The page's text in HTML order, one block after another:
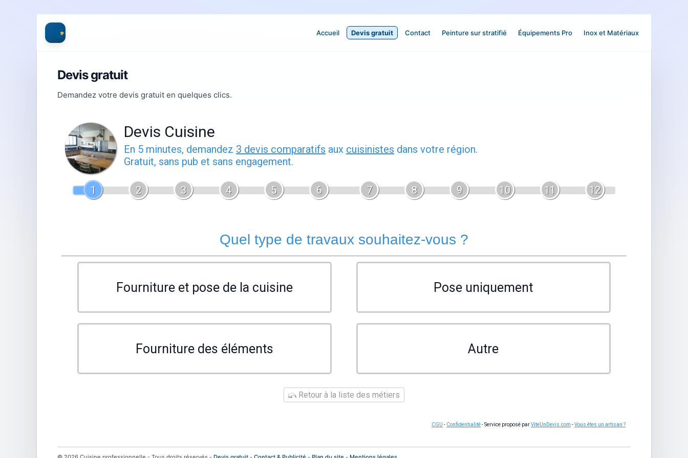
Accueil Devis gratuit Contact Peinture sur stratifié Équipements Pro Inox et Matériaux
Devis gratuit
Demandez votre devis gratuit en quelques clics.
Devis Cuisine
En 5 minutes, demandez 3 devis comparatifs aux cuisinistes dans votre région.
Gratuit, sans pub et sans engagement.
1 2 3 4 5 6 7 8 9 10 11 12
Quel type de travaux souhaitez-vous ?
Fourniture et pose de la cuisine Pose uniquement
Fourniture des éléments Autre
Retour à la liste des métiers
CGU - Confidentialité- Service proposé parViteUnDevis.com -Vous êtes un artisan ?